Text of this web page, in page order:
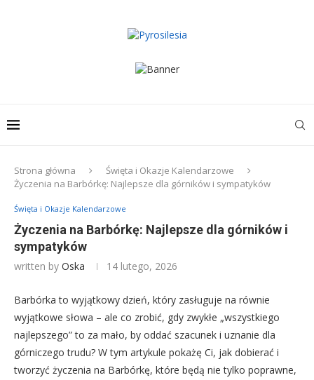
Strona główna
Święta i Okazje Kalendarzowe
Życzenia na Barbórkę: Najlepsze dla górników i sympatyków
Święta i Okazje Kalendarzowe
Życzenia na Barbórkę: Najlepsze dla górników i
sympatyków
written by Oska 14 lutego, 2026
Barbórka to wyjątkowy dzień, który zasługuje na równie
wyjątkowe słowa – ale co zrobić, gdy zwykłe „wszystkiego
najlepszego” to za mało, by oddać szacunek i uznanie dla
górniczego trudu? W tym artykule pokażę Ci, jak dobierać i
tworzyć życzenia na Barbórkę, które będą nie tylko poprawne,